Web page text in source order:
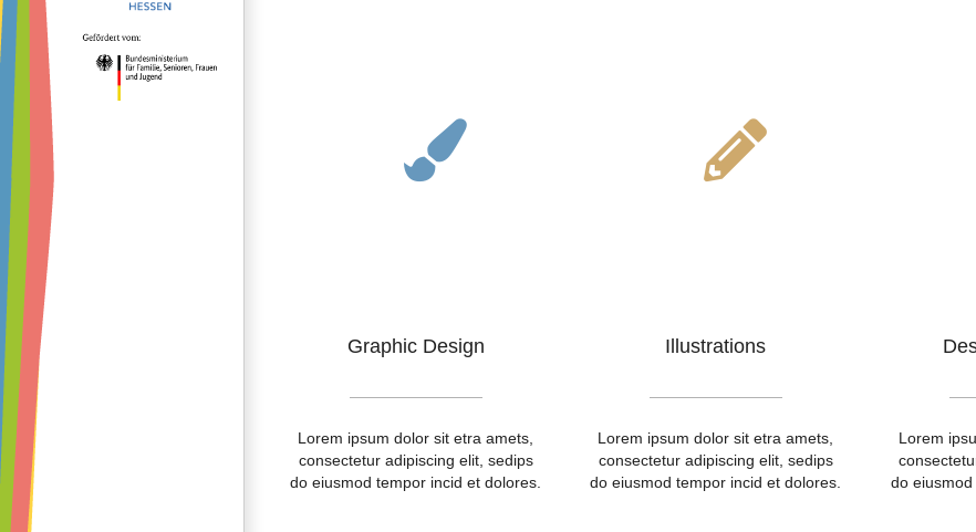
Graphic Design
Lorem ipsum dolor sit etra amets,
consectetur adipiscing elit, sedips
do eiusmod tempor incid et dolores.
Illustrations
Lorem ipsum dolor sit etra amets,
consectetur adipiscing elit, sedips
do eiusmod tempor incid et dolores.
Lorem
do eiusmod